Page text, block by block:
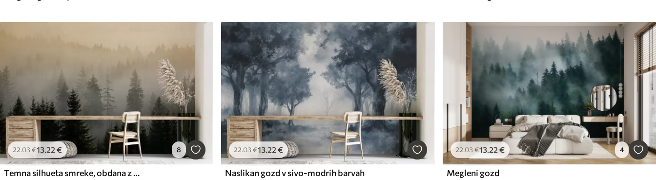
22.03€13 .22 € 8
Temna silhueta smreke, obdana z meglo
22.03€13 .22 €
Naslikan gozd v sivo-modrih barvah
22.03€13.22 € 4
Megleni gozd